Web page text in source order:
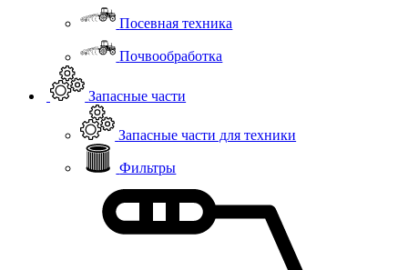
Посевная техника
Почвообработка
Запасные части
Запасные части для техники
Фильтры